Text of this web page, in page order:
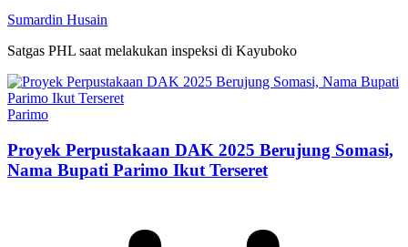
Sumardin Husain
Satgas PHL saat melakukan inspeksi di Kayuboko
Parimo
Proyek Perpustakaan DAK 2025 Berujung Somasi,
Nama Bupati Parimo Ikut Terseret